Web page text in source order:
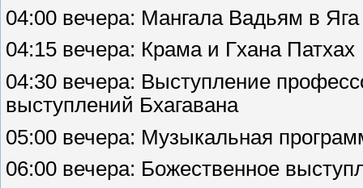
04:00 вечера: Мангала Вадьям в
04:15 вечера: Крама и Гхана Патхах
04:30 вечера: Выступление
выступлений Бхагавана
05:00 вечера: Музыкальная
06:00 вечера: Божественное